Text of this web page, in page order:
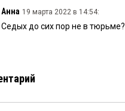
Анна 19 марта 2022 в 14:54:
Седых до сих пор не в тюрьме?